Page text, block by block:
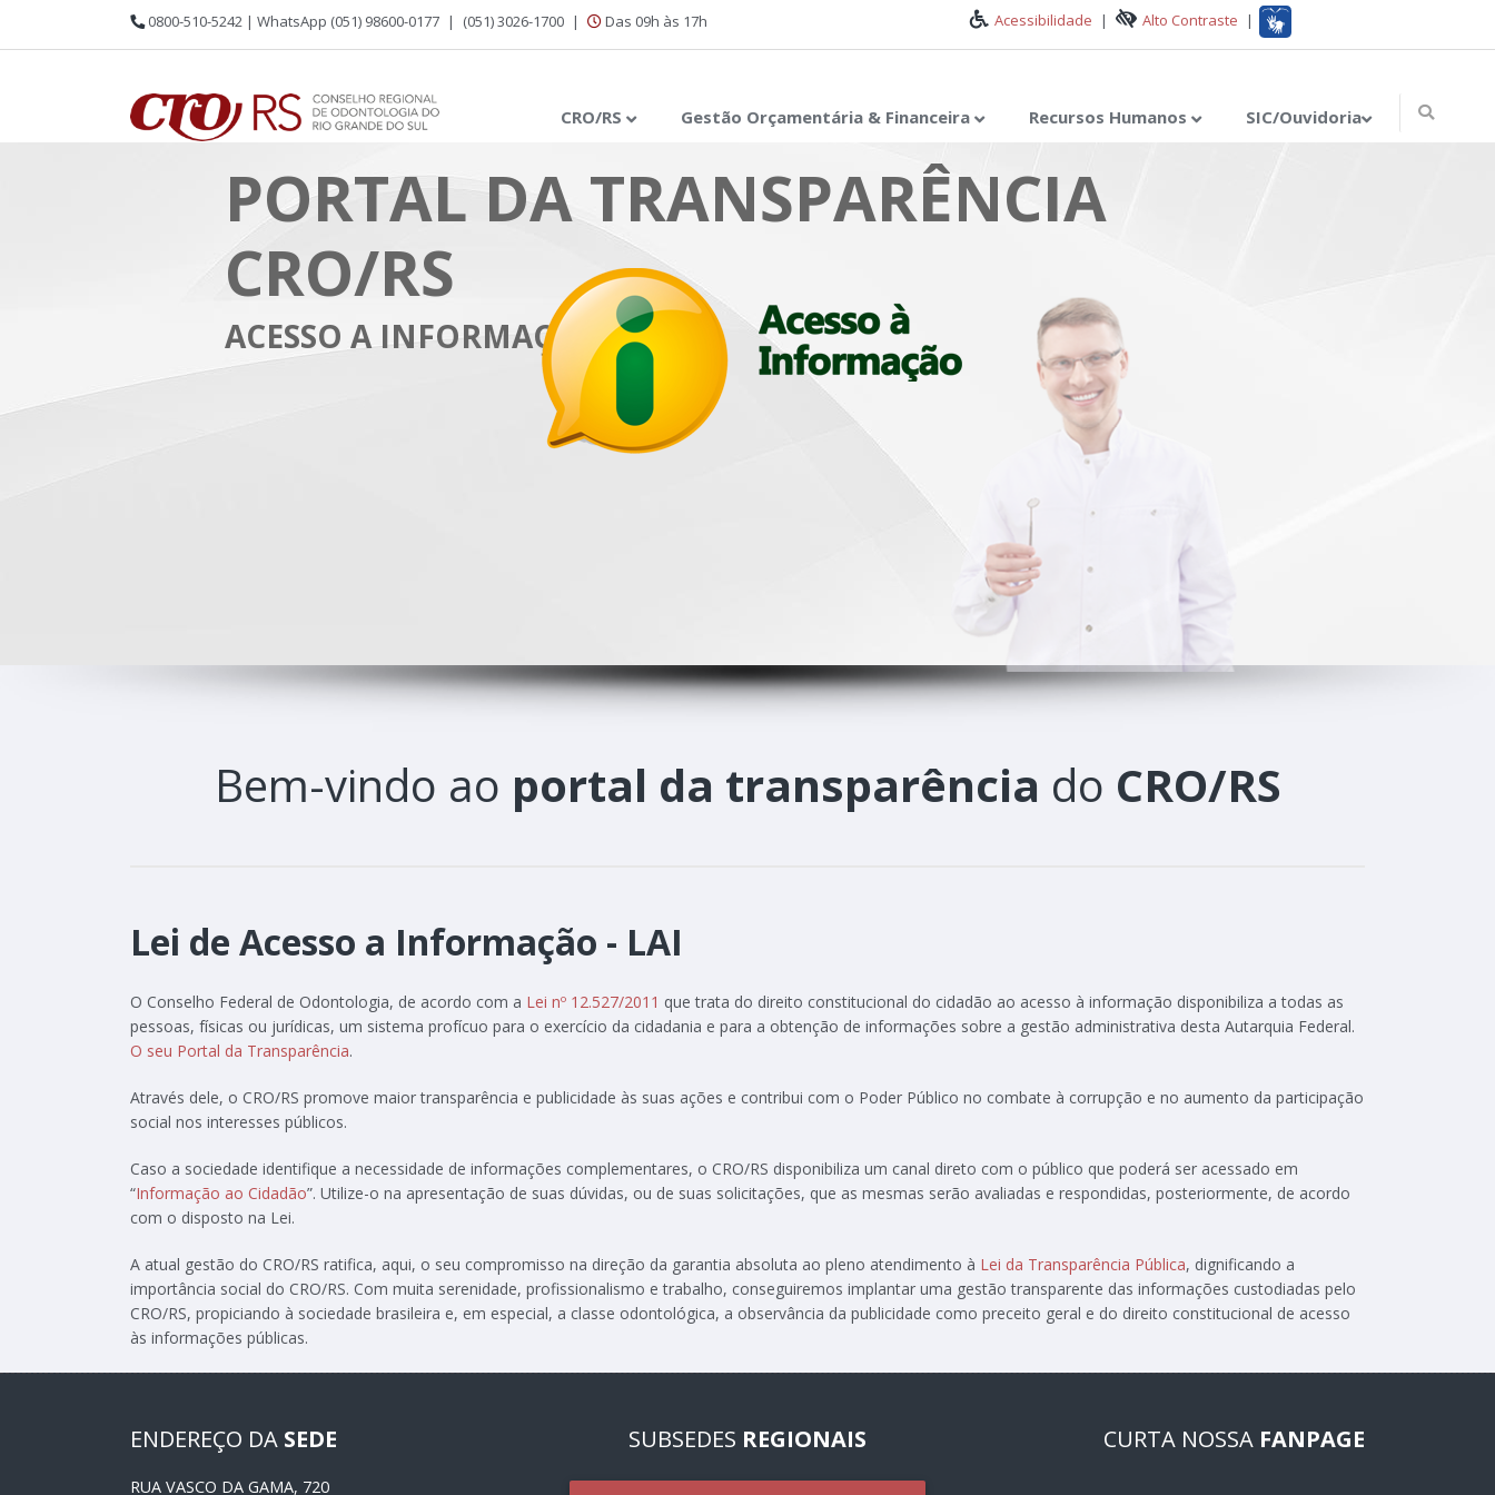
0800-510-5242 | WhatsApp (051) 98600-0177 | (051) 3026-1700 | Das 09h às 17h Acessibilidade | Alto Contraste |
CRO/RS Gestão Orçamentária & Financeira Recursos Humanos SIC/Ouvidoria
PORTAL DA TRANSPARÊNCIA
CRO/RS
ACESSO A INFORMAÇÃO
Bem-vindo ao portal da transparência do CRO/RS
Lei de Acesso a Informação - LAI
O Conselho Federal de Odontologia, de acordo com a Lei nº 12.527/2011 que trata do direito constitucional do cidadão ao acesso à informação disponibiliza a todas as
pessoas, físicas ou jurídicas, um sistema profícuo para o exercício da cidadania e para a obtenção de informações sobre a gestão administrativa desta Autarquia Federal.
O seu Portal da Transparência.
Através dele, o CRO/RS promove maior transparência e publicidade às suas ações e contribui com o Poder Público no combate à corrupção e no aumento da participação
social nos interesses públicos.
Caso a sociedade identifique a necessidade de informações complementares, o CRO/RS disponibiliza um canal direto com o público que poderá ser acessado em
“Informação ao Cidadão”. Utilize-o na apresentação de suas dúvidas, ou de suas solicitações, que as mesmas serão avaliadas e respondidas, posteriormente, de acordo
com o disposto na Lei.
A atual gestão do CRO/RS ratifica, aqui, o seu compromisso na direção da garantia absoluta ao pleno atendimento à Lei da Transparência Pública, dignificando a
importância social do CRO/RS. Com muita serenidade, profissionalismo e trabalho, conseguiremos implantar uma gestão transparente das informações custodiadas pelo
CRO/RS, propiciando à sociedade brasileira e, em especial, a classe odontológica, a observância da publicidade como preceito geral e do direito constitucional de acesso
às informações públicas.
ENDEREÇO DA SEDE
RUA VASCO DA GAMA, 720
SUBSEDES REGIONAIS CURTA NOSSA FANPAGE